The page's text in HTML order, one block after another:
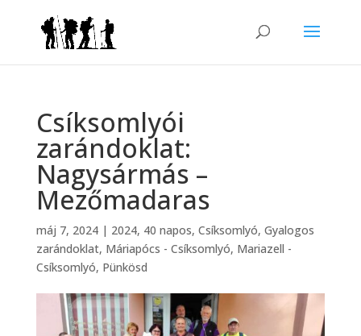
Csíksomlyói
zarándoklat:
Nagysármás –
Mezőmadaras
máj 7, 2024| 2024, 40 napos, Csíksomlyó, Gyalogos
zarándoklat, Máriapócs - Csíksomlyó, Mariazell -
Csíksomlyó, Pünkösd